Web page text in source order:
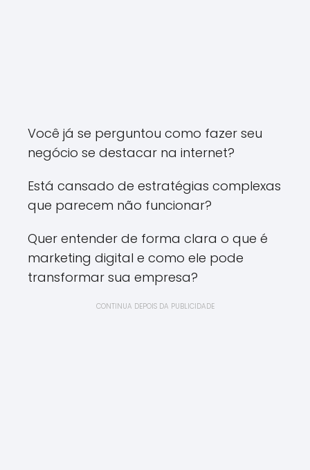
Você já se perguntou como fazer seu
negócio se destacar na internet?
Está cansado de estratégias complexas
que parecem não funcionar?
Quer entender de forma clara o que é
marketing digital e como ele pode
transformar sua empresa?
CONTINUA DEPOIS DA PUBLICIDADE